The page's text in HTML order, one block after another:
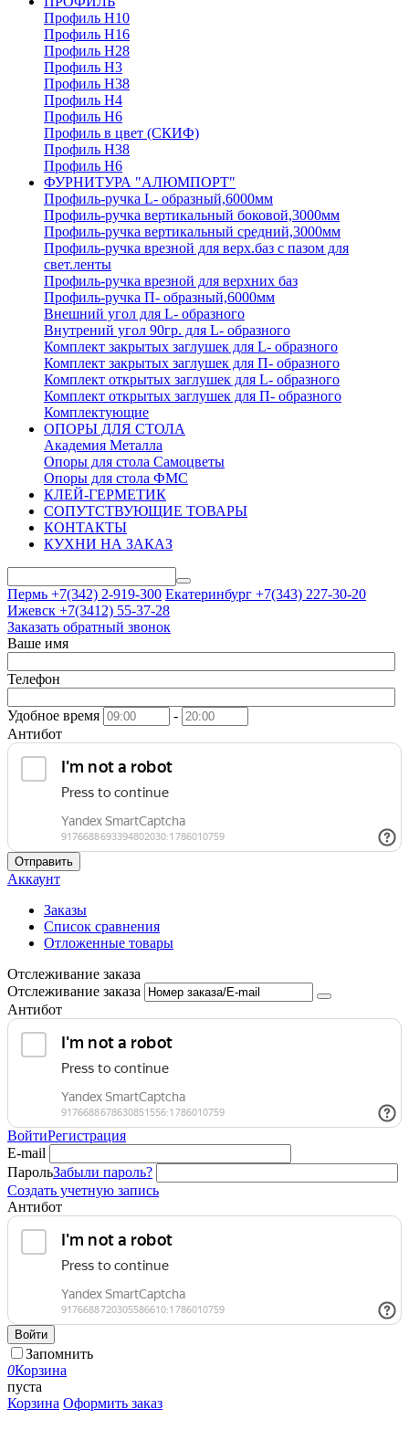
Профиль H10
Профиль H16
Профиль H28
Профиль H3
Профиль H38
Профиль H4
Профиль H6
Профиль в цвет (СКИФ)
Профиль H38
Профиль H6
ФУРНИТУРА "АЛЮМПОРТ"
Профиль-ручка L- образный,6000мм
Профиль-ручка вертикальный боковой,3000мм
Профиль-ручка вертикальный средний,3000мм
Профиль-ручка врезной для верх.баз с пазом для
свет.ленты
Профиль-ручка врезной для верхних баз
Профиль-ручка П- образный,6000мм
Внешний угол для L- образного
Внутрений угол 90гр. для L- образного
Комплект закрытых заглушек для L- образного
Комплект закрытых заглушек для П- образного
Комплект открытых заглушек для L- образного
Комплект открытых заглушек для П- образного
Комплектующие
ОПОРЫ ДЛЯ СТОЛА
Академия Металла
Опоры для стола Самоцветы
Опоры для стола ФМС
КЛЕЙ-ГЕРМЕТИК
СОПУТСТВУЮЩИЕ ТОВАРЫ
КОНТАКТЫ
КУХНИ НА ЗАКАЗ
Пермь +7(342) 2-919-300 Екатеринбург +7(343) 227-30-20
Ижевск +7(3412) 55-37-28
Заказать обратный звонок
Ваше имя
Телефон
Удобное время
-
Антибот
Отправить
Аккаунт
Заказы
Список сравнения
Отложенные товары
Отслеживание заказа
Отслеживание заказа
Антибот
ВойтиРегистрация
E-mail
ПарольЗабыли пароль?
Создать учетную запись
Антибот
Войти
Запомнить
0Корзина
пуста
Корзина Оформить заказ